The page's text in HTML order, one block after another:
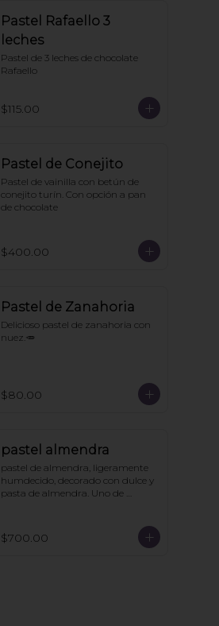
Pastel Rafaello 3
leches
Pastel de 3 leches de chocolate
Rafaello
$115.00
Pastel de Conejito
Pastel de vainilla con betún de
conejito turín. Con opción a pan
de chocolate
$400.00
Pastel de Zanahoria
Delicioso pastel de zanahoria con
nuez.🥕
$80.00
pastel almendra
pastel de almendra, ligeramente
humdecido, decorado con dulce y
pasta de almendra. Uno de
$700.00